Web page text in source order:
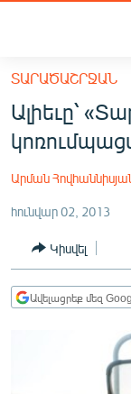
հիմնական
բովանդակությանը
Անցնել
հիմնական
մենյուին
ՀԱՅԱՍՏԱՆ
ՔԱՂԱՔԱԿԱՆ
ԻՐԱՎՈՒՆՔ
ՏՆՏԵՍՈՒԹՅՈՒՆ
ՊԱՏԵՐԱԶՄԻ 6
ՏԱՐԱԾԱՇՐՋԱՆ
ՏԱՐԱԾԱՇՐՋԱՆ
Ալիեւը՝
Արման
հունվար 02, 2013
Կիսվել
Ավելացրեք մեզ